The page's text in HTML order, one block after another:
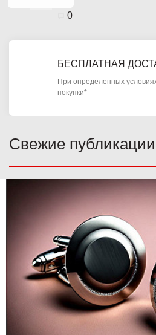
0
БЕСПЛАТНАЯ
При определенных
покупки*
Свежие публикации